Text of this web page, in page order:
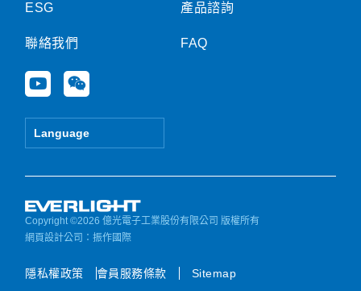
ESG
聯絡我們
Y
o
u
e
W
e
i
Language
產品諮詢
FAQ
Copyright ©2026 億光電子工業股份有限公司 版權所有
網頁設計公司 ：振作國際
隱私權政策 會員服務條款 Sitemap